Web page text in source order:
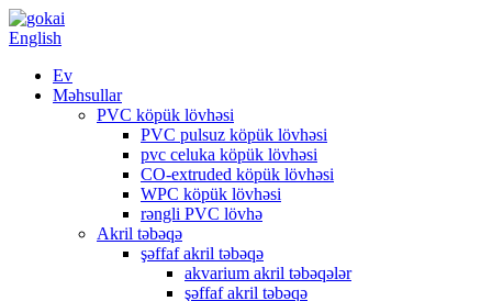
English
Ev
Məhsullar
PVC köpük lövhəsi
PVC pulsuz köpük lövhəsi
pvc celuka köpük lövhəsi
CO-extruded köpük lövhəsi
WPC köpük lövhəsi
rəngli PVC lövhə
Akril təbəqə
şəffaf akril təbəqə
akvarium akril təbəqələr
şəffaf akril təbəqə